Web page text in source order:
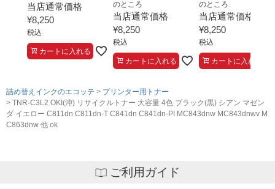
当店通常価格
¥8,250
税込
カートに入れる
のところ
当店通常価格
¥8,250
税込
カートに入れる
のところ
当店通常価格
¥8,250
税込
カートに入れる
詰め替えインクのエコッテ
プリンター用トナー
TNR-C3L2 OKI(沖) リサイクルトナー 大容量 4色 ブラック(黒) シアン マゼン
ダ イエロー C811dn C811dn-T C841dn C841dn-PI MC843dnw MC843dnwv M
C863dnw 他 ok
ご利用ガイド